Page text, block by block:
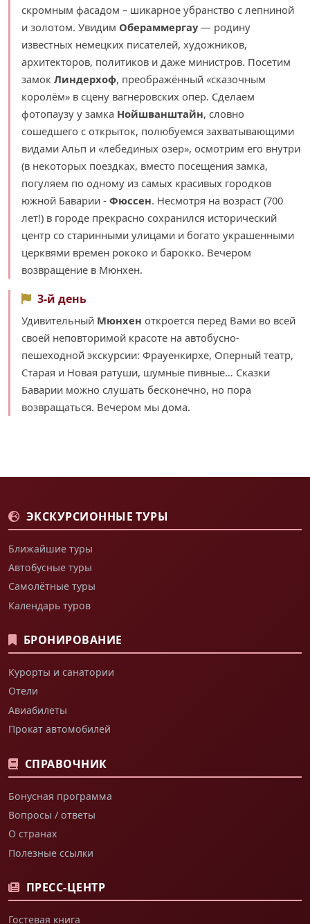
скромным фасадом – шикарное убранство с лепниной
и золотом. Увидим Обераммергау— родину
известных немецких писателей, художников,
архитекторов, политиков и даже министров. Посетим
замок Линдерхоф, преображённый «сказочным
королём» в сцену вагнеровских опер. Сделаем
фотопаузу у замка Нойшванштайн, словно
сошедшего с открыток, полюбуемся захватывающими
видами Альп и «лебединых озер», осмотрим его внутри
(в некоторых поездках, вместо посещения замка,
погуляем по одному из самых красивых городков
южной Баварии - Фюссен. Несмотря на возраст (700
лет!) в городе прекрасно сохранился исторический
центр со старинными улицами и богато украшенными
церквями времен рококо и барокко. Вечером
возвращение в Мюнхен.
3-й день
Удивительный Мюнхен откроется перед Вами во всей
своей неповторимой красоте на автобусно-
пешеходной экскурсии: Фрауенкирхе, Оперный театр,
Старая и Новая ратуши, шумные пивные… Сказки
Баварии можно слушать бесконечно, но пора
возвращаться. Вечером мы дома.
ЭКСКУРСИОННЫЕ ТУРЫ
Ближайшие туры
Автобусные туры
Самолётные туры
Календарь туров
БРОНИРОВАНИЕ
Курорты и санатории
Отели
Авиабилеты
Прокат автомобилей
СПРАВОЧНИК
Бонусная программа
Вопросы / ответы
О странах
Полезные ссылки
ПРЕСС-ЦЕНТР
Гостевая книга